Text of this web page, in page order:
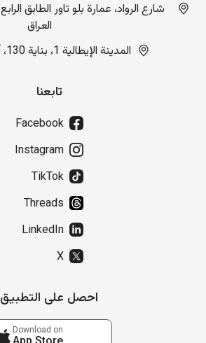
العراق
المدينة الإيطالية 1، بناية 130، أربيل، العراق
تابعنا
Facebook
Instagram
TikTok
Threads
LinkedIn
X
احصل على التطبيق
Download on